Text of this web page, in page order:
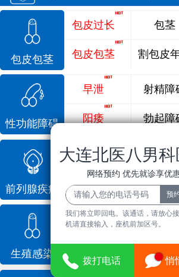
包皮包茎
包皮过长
包皮包茎
包茎
割包皮
性功能障碍
早泄
阳痿
射精障
勃起障
前列腺疾病
前列腺炎 前列腺
前列腺增生 排尿不
生殖感染
龟头炎 睾丸
大连北医八男
网络预约 优先就诊享优
我们将立即回电。该通话，请放心
机请直接输入，座机前加区号。
拨打电话 悄